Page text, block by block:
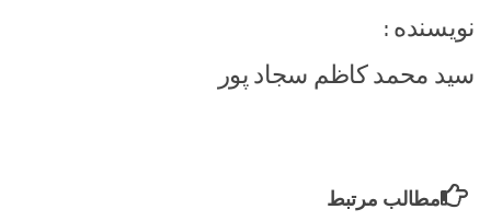
نویسنده :
سید محمد کاظم سجاد پور
مطالب مرتبط